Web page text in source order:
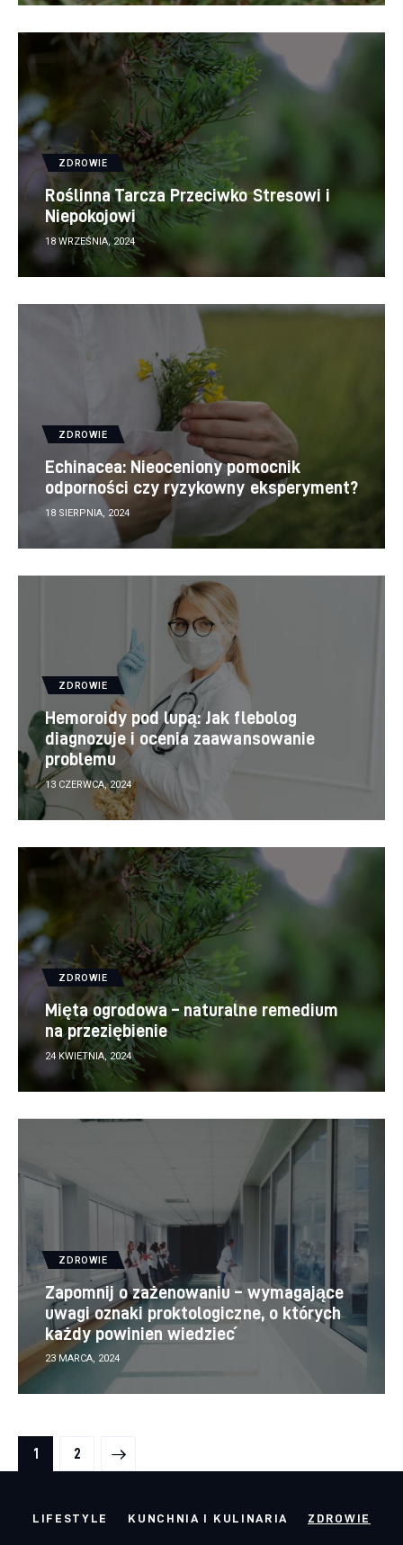
ZDROWIE
Roślinna Tarcza Przeciwko Stresowi i
Niepokojowi
18 WRZEŚNIA, 2024
ZDROWIE
Echinacea: Nieoceniony pomocnik
odporności czy ryzykowny eksperyment?
18 SIERPNIA, 2024
ZDROWIE
Hemoroidy pod lupą: Jak flebolog
diagnozuje i ocenia zaawansowanie
problemu
13 CZERWCA, 2024
ZDROWIE
Mięta ogrodowa – naturalne remedium
na przeziębienie
24 KWIETNIA, 2024
ZDROWIE
Zapomnij o zażenowaniu – wymagające
uwagi oznaki proktologiczne, o których
każdy powinien wiedzieć
23 MARCA, 2024
Stronicowanie wpisów
PAGE
1 PAGE
2
LIFESTYLE KUNCHNIA I KULINARIA ZDROWIE